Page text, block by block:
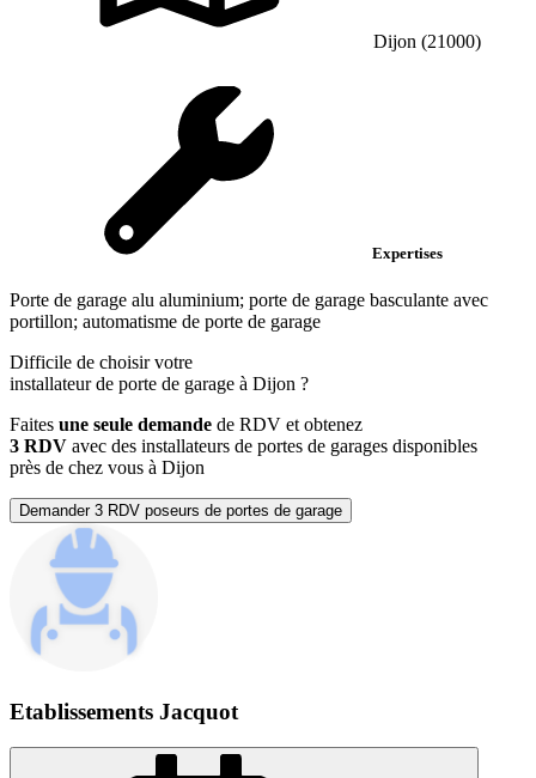
Dijon (21000)
Expertises
Porte de garage alu aluminium; porte de garage basculante avec
portillon; automatisme de porte de garage
Difficile de choisir votre
installateur de porte de garage à Dijon ?
Faites une seule demande de RDV et obtenez
3 RDV avec des installateurs de portes de garages disponibles
près de chez vous à Dijon
Demander 3 RDV poseurs de portes de garage
Etablissements Jacquot